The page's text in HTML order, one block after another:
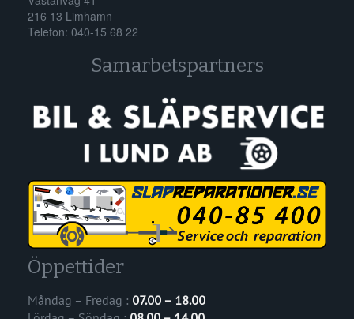
216 13 Limhamn
Telefon: 040-15 68 22
Samarbetspartners
Öppettider
Måndag – Fredag : 07.00 – 18.00